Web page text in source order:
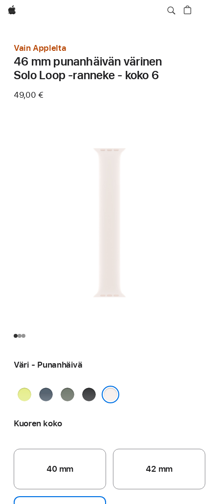
Apple
Vain Applelta
46 mm punanhäivän värinen
Solo Loop ‑ranneke - koko 6
49,00 €
Väri - Punan­häivä
Neonkeltainen
Ankkurinsininen
Vihreänharmaa
Musta
Kuoren koko
40 mm 42 mm